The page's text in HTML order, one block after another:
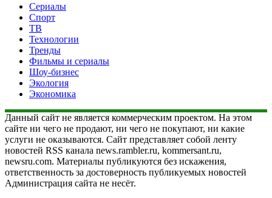
Сериалы
Спорт
ТВ
Технологии
Тренды
Фильмы и сериалы
Шоу-бизнес
Экология
Экономика
Данный сайт не является коммерческим проектом. На этом
сайте ни чего не продают, ни чего не покупают, ни какие
услуги не оказываются. Сайт представляет собой ленту
новостей RSS канала news.rambler.ru, kommersant.ru,
newsru.com. Материалы публикуются без искажения,
ответственность за достоверность публикуемых новостей
Администрация сайта не несёт.